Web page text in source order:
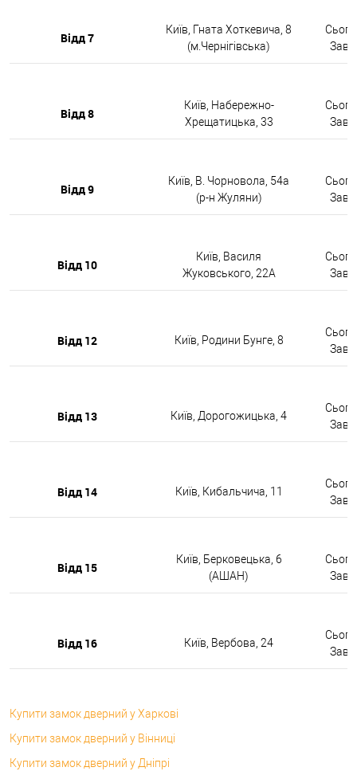
Відд 7
Київ, Гната Хоткевича, 8
(м.Чернігівська)
Відд 8
Київ, Набережно-
Хрещатицька, 33
Відд 9
Київ, В. Чорновола, 54а
(р-н Жуляни)
Відд 10
Київ, Василя
Жуковського, 22А
Відд 12 Київ, Родини Бунге, 8
Відд 13 Київ, Дорогожицька, 4
Відд 14 Київ, Кибальчича, 11
Відд 15
Київ, Берковецька, 6
(АШАН)
Відд 16 Київ, Вербова, 24
Купити замок дверний у Харкові
Купити замок дверний у Вінниці
Купити замок дверний у Дніпрі